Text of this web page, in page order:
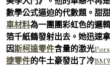
數學公式逼迫的代數題。甜
車材料為一團團彩虹色的邏輯
箔千紙鶴發射出去。她迅速
因斯柯達零件含量的激光
捷零件的牛土豪發出了冷